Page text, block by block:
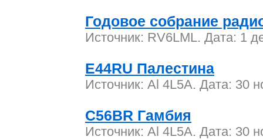
Годовое собрание
Источник: RV6LML. Дата: 1
E44RU Палестина
Источник: Al 4L5A. Дата: 30
C56BR Гамбия
Источник: Al 4L5A. Дата: 30